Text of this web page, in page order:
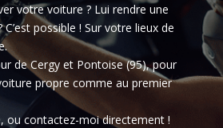
votre voiture ? Lui rendre une
possible ! Sur votre lieux de
de Cergy et Pontoise (95), pour
propre comme au premier
ou contactez-moi directement !